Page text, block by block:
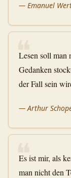
— Emanuel
❝
Lesen soll man
Gedanken
der Fall sein
—Arthur
❝
Es ist mir, als
man nicht den